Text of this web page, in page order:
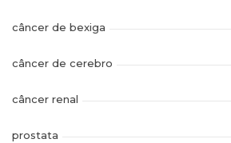
câncer de bexiga
câncer de cerebro
câncer renal
prostata